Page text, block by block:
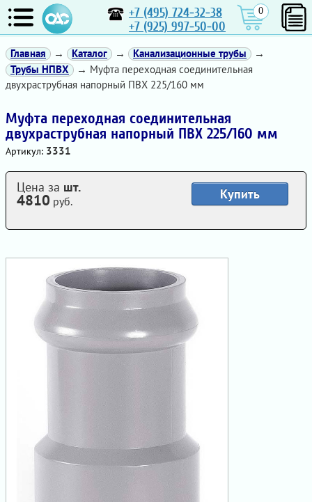
+7 (495) 724-32-38
+7 (925) 997-50-00
0
Главная → Каталог → Канализационные трубы
→
Трубы НПВХ
→ Муфта переходная соединительная
двухраструбная напорный ПВХ 225/160 мм
Муфта переходная соединительная
двухраструбная напорный ПВХ 225/160 мм
Артикул: 3331
Купить
Цена за шт.
4810 руб.